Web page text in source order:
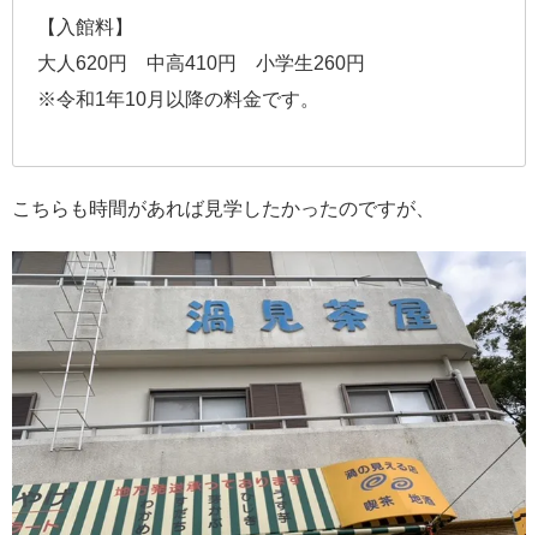
【入館料】
大人620円 中高410円 小学生260円
※令和1年10月以降の料金です。
こちらも時間があれば見学したかったのですが、